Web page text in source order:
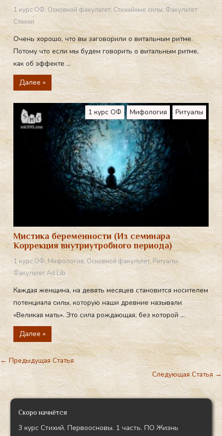
1 курс ОФ, Основной факультет,Стихийные силы, Факультет
Стихии
Очень хорошо, что вы заговорили о витальным ритме.
Потому что если мы будем говорить о витальным ритме,
как об эффекте ...
Далее »
1 курс ОФ Мифология Ритуалы
Мистика беременности (Из семинара
Коррекция внутриутробного периода)
1 курс ОФ,Мифология,Основной факультет,Ритуалы,
Факультет Ad Lib
Каждая женщина, на девять месяцев становится носителем
потенциала силы, которую наши древние называли
«Великая мать». Это сила рождающая, без которой ...
Далее »
←Предыдущая Статья
Следующая Статья→
Скоро начнётся
3 курс Стихий. Первоосновы. 1 часть. ПО Жизнь